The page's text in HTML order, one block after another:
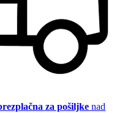
za pošiljke nad